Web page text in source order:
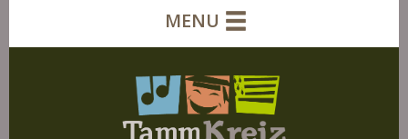
MENU